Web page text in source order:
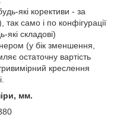
які корективи - за
само і по конфігурації
які складові)
(у бік зменшення,
остаточну вартість
креслення
мм.